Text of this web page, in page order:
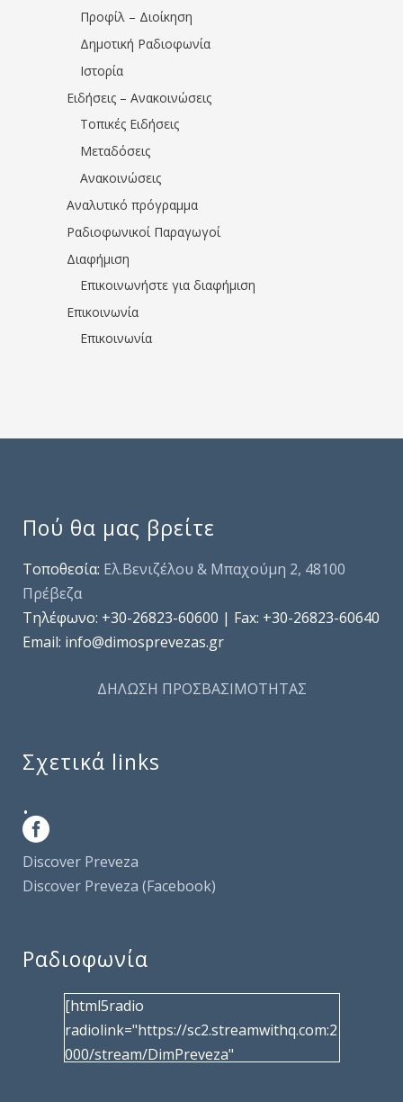
Προφίλ – Διοίκηση
Δημοτική Ραδιοφωνία
Ιστορία
Ειδήσεις – Ανακοινώσεις
Τοπικές Ειδήσεις
Μεταδόσεις
Ανακοινώσεις
Αναλυτικό πρόγραμμα
Ραδιοφωνικοί Παραγωγοί
Διαφήμιση
Επικοινωνήστε για διαφήμιση
Επικοινωνία
Επικοινωνία
Πού θα μας βρείτε
Τοποθεσία: Ελ.Βενιζέλου & Μπαχούμη 2, 48100
Πρέβεζα
Τηλέφωνo: +30-26823-60600 | Fax: +30-26823-60640
Email: info@dimosprevezas.gr
ΔΗΛΩΣΗ ΠΡΟΣΒΑΣΙΜΟΤΗΤΑΣ
Σχετικά links
.
Discover Preveza
Discover Preveza (Facebook)
Ραδιοφωνία
[html5radio
radiolink="https://sc2.streamwithq.com:2
000/stream/DimPreveza"